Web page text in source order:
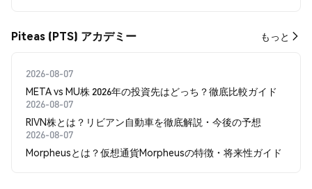
Piteas (PTS) アカデミー もっと
2026-08-07
META vs MU株 2026年の投資先はどっち？徹底比較ガイド
2026-08-07
RIVN株とは？リビアン自動車を徹底解説・今後の予想
2026-08-07
Morpheusとは？仮想通貨Morpheusの特徴・将来性ガイド